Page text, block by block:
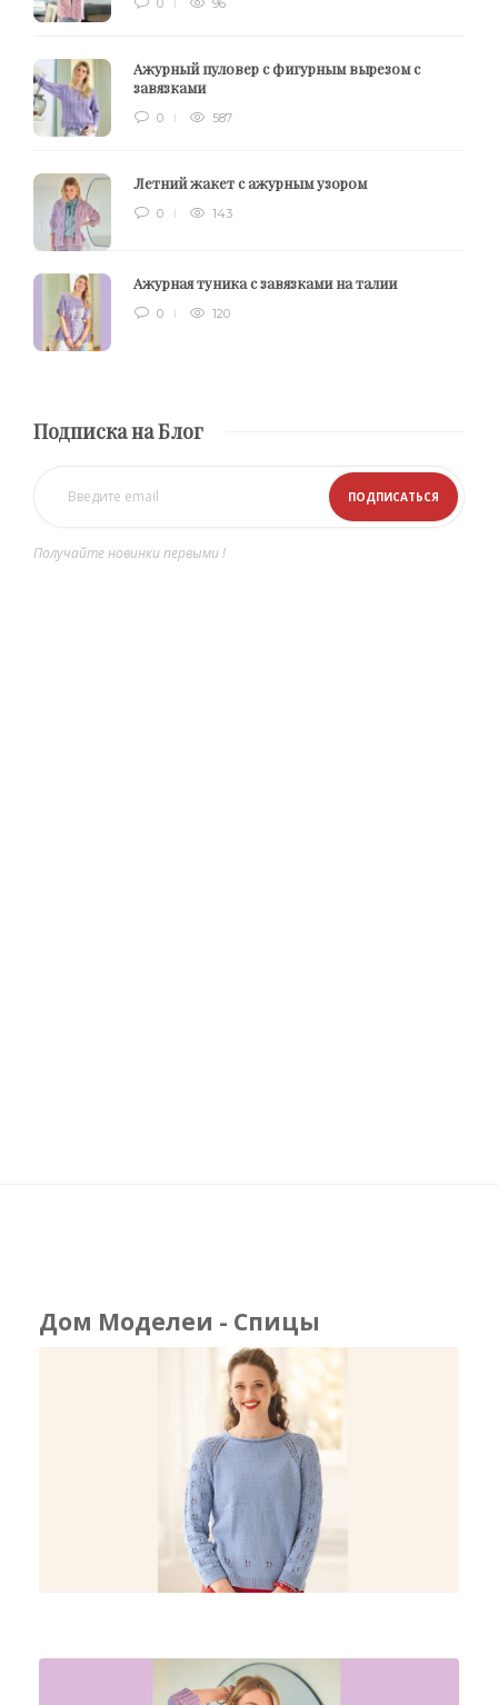
Ажурный пуловер с фигурным вырезом с
завязками
0 587
Летний жакет с ажурным узором
0 143
Ажурная туника с завязками на талии
0 120
Подписка на Блог
Получайте новинки первыми !
Дом Моделеи - Спицы